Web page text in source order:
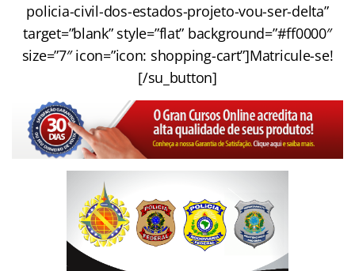
policia-civil-dos-estados-projeto-vou-ser-delta”
target=”blank” style=”flat” background=”#ff0000″
size=”7″ icon=”icon: shopping-cart”]Matricule-se!
[/su_button]